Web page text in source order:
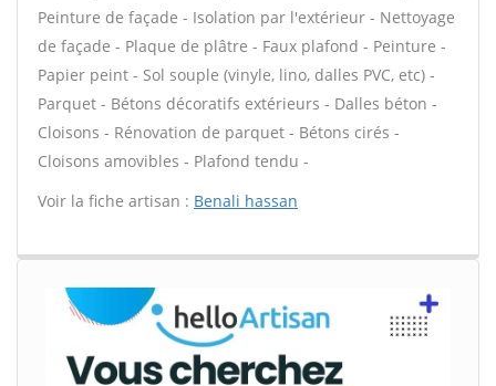
Peinture de façade - Isolation par l'extérieur - Nettoyage
de façade - Plaque de plâtre - Faux plafond - Peinture -
Papier peint - Sol souple (vinyle, lino, dalles PVC, etc) -
Parquet - Bétons décoratifs extérieurs - Dalles béton -
Cloisons - Rénovation de parquet - Bétons cirés -
Cloisons amovibles - Plafond tendu -
Voir la fiche artisan : Benali hassan